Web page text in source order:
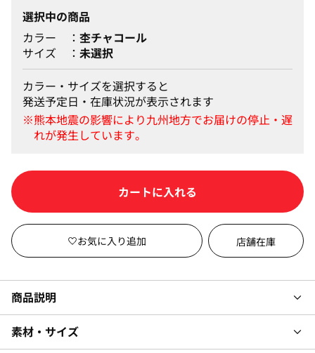
選択中の商品
カラー
杢チャコール
サイズ
未選択
カラー・サイズを選択すると
発送予定日・在庫状況が表示されます
カートに入れる
店舗在庫
商品説明
素材・サイズ